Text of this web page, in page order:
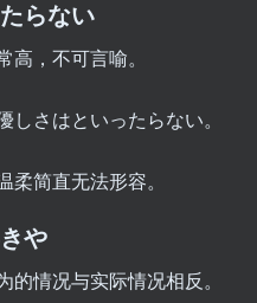
らない
高，不可言喻。
しさはといったらない。
柔简直无法形容。
や
的情况与实际情况相反。